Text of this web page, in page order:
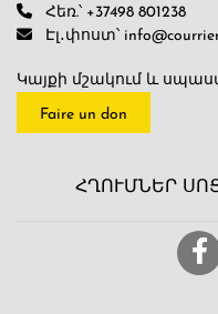
Հեռ.՝ +37498 801238
Էլ․փոստ՝
Կայքի մշակում և
Faire un don
ՀՂՈՒՄՆԵՐ